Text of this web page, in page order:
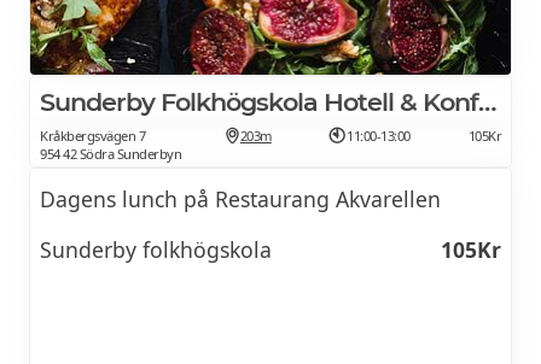
Sunderby Folkhögskola Hotell & Konferens
Kråkbergsvägen 7
954 42 Södra Sunderbyn
203m 11:00-13:00 105Kr
Dagens lunch på Restaurang Akvarellen
Sunderby folkhögskola
105Kr